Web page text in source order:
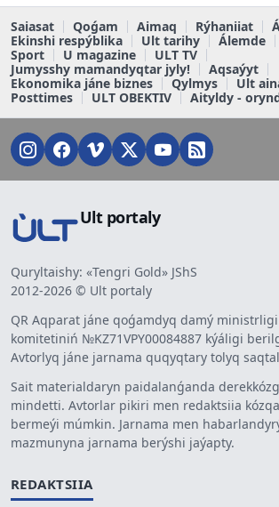
Saiasat Qoǵam Aimaq Rýhaniiat
Ekinshi respýblika
Ult tarihy Álemde
Sport
U magazine
ULT TV
Jumysshy mamandyqtar jyly!
Aqsaýyt
Ekonomika jáne biznes
Qylmys
Ult
Posttimes
ULT OBEKTIV Aityldy -
Ult portaly
Quryltaishy: «Tengri Gold» JShS
2012-2026 © Ult portaly
QR Aqparat jáne qoǵamdyq damý
komitetiniń №KZ71VPY00084887 kýáligi
Avtorlyq jáne jarnama quqyqtary tolyq
Sait materialdaryn paidalanǵanda
mindetti. Avtorlar pikiri men redaktsiia
bermeýi múmkin. Jarnama men
mazmunyna jarnama berýshi jaýapty.
REDAKTSIIA